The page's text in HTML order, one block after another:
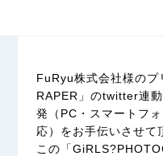
FuRyu株式会社様の
RAPER」のtwitter連
発（PC・スマートフ
応）をお手伝いさせて
この「